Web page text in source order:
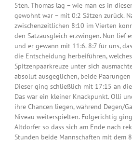
5ten. Thomas lag – wie man es in
gewohnt war – mit 0:2 Sätzen zurück.
zwischenzeitlichen 8:10 im Vierten
den Satzausgleich erzwingen. Nun lief
und er gewann mit 11:6. 8:7 für uns,
die Entscheidung herbeiführen,
Spitzenpaarkreuze unter sich
absolut ausgeglichen, beide
Dieser ging schließlich mit 17:15 an
Das war ein kleiner Knackpunkt. Olli
ihre Chancen liegen, während Degen/
Niveau weiterspielten. Folgerichtig
Altdorfer so dass sich am Ende nach
Stunden beide Mannschaften mit dem